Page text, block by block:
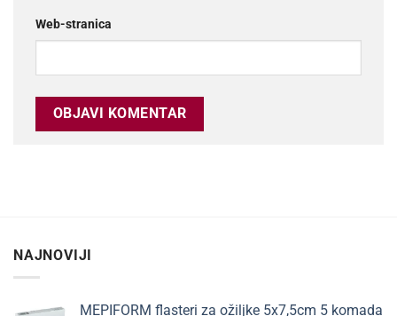
Web-stranica
NAJNOVIJI
MEPIFORM flasteri za ožiljke 5x7,5cm 5 komada